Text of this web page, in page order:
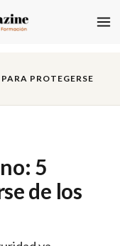
PROTEGERSE
5
de los